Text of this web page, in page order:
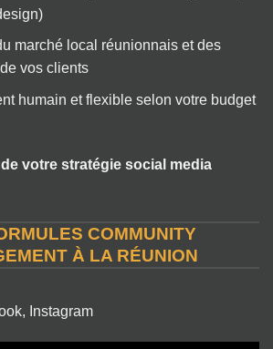
marché local réunionnais et des
vos clients
humain et flexible selon votre budget
votre stratégie social media
COMMUNITY
À LA RÉUNION
Instagram